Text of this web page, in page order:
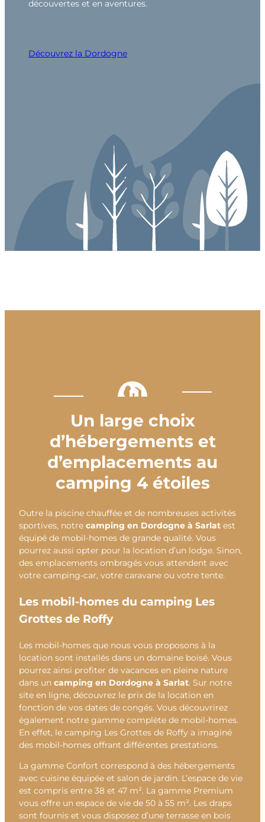
découvertes et en aventures.
Découvrez la Dordogne
Un large choix
d’hébergements et
d’emplacements au
camping 4 étoiles
Outre la piscine chauffée et de nombreuses activités
sportives, notre camping en Dordogne à Sarlat est
équipé de mobil-homes de grande qualité. Vous
pourrez aussi opter pour la location d’un lodge. Sinon,
des emplacements ombragés vous attendent avec
votre camping-car, votre caravane ou votre tente.
Les mobil-homes du camping Les
Grottes de Roffy
Les mobil-homes que nous vous proposons à la
location sont installés dans un domaine boisé. Vous
pourrez ainsi profiter de vacances en pleine nature
dans un camping en Dordogne à Sarlat. Sur notre
site en ligne, découvrez le prix de la location en
fonction de vos dates de congés. Vous découvrirez
également notre gamme complète de mobil-homes.
En effet, le camping Les Grottes de Roffy a imaginé
des mobil-homes offrant différentes prestations.
La gamme Confort correspond à des hébergements
avec cuisine équipée et salon de jardin. L’espace de vie
est compris entre 38 et 47 m². La gamme Premium
vous offre un espace de vie de 50 à 55 m². Les draps
sont fournis et vous disposez d’une terrasse en bois